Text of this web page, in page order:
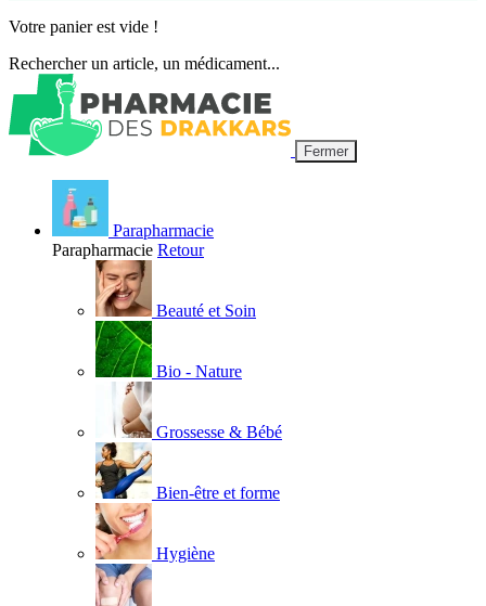
Votre panier est vide !
Rechercher un article, un médicament...
Fermer
Parapharmacie
Parapharmacie Retour
Beauté et Soin
Bio - Nature
Grossesse & Bébé
Bien-être et forme
Hygiène